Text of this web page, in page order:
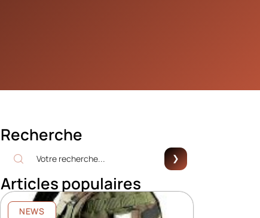
Recherche
Articles populaires
NEWS